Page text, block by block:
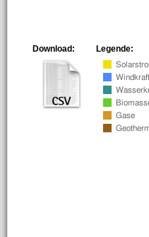
Legende:
Download: